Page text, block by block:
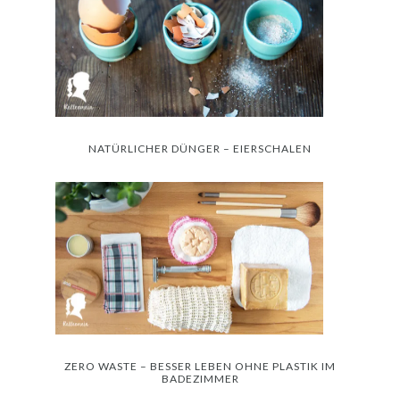
NATÜRLICHER DÜNGER – EIERSCHALEN
ZERO WASTE – BESSER LEBEN OHNE PLASTIK IM
BADEZIMMER